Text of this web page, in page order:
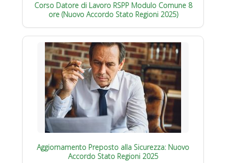
Corso Datore di Lavoro RSPP Modulo Comune 8
ore (Nuovo Accordo Stato Regioni 2025)
Aggiornamento Preposto alla Sicurezza: Nuovo
Accordo Stato Regioni 2025